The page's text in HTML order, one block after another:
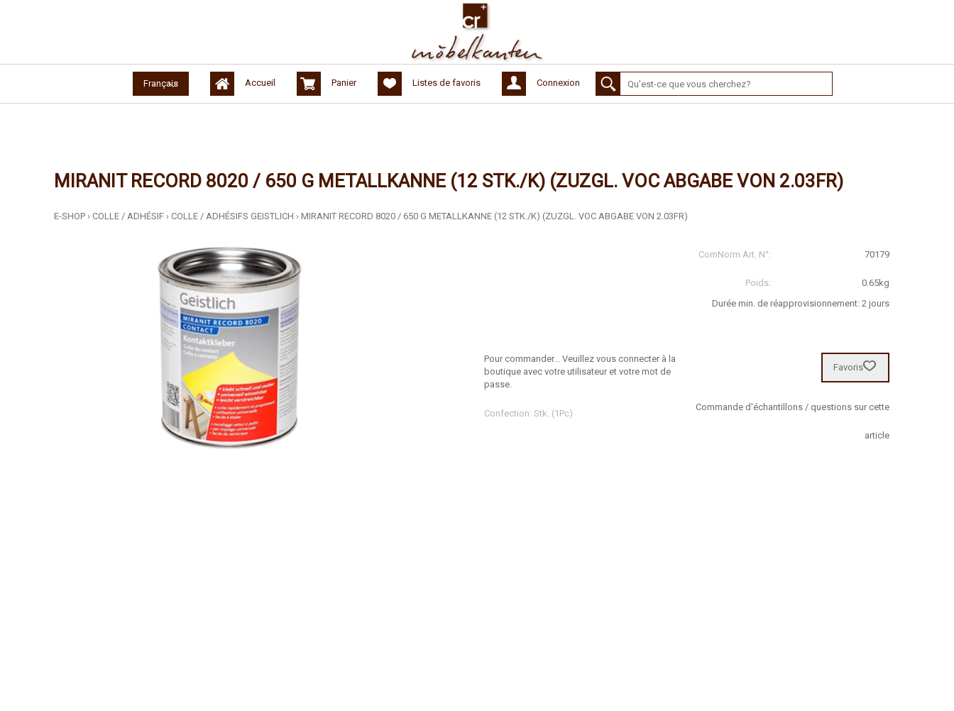
Français Accueil Panier Listes de favoris Connexion
MIRANIT RECORD 8020 / 650 G METALLKANNE (12 STK./K) (ZUZGL. VOC ABGABE VON 2.03FR)
E-SHOP › COLLE / ADHÉSIF › COLLE / ADHÉSIFS GEISTLICH › MIRANIT RECORD 8020 / 650 G METALLKANNE (12 STK./K) (ZUZGL. VOC ABGABE VON 2.03FR)
ComNorm Art. N°: 70179
Poids:
0.65kg
Durée min. de réapprovisionnement: 2 jours
Pour commander... Veuillez vous connecter à la
boutique avec votre utilisateur et votre mot de
passe.
Confection: Stk. (1Pc)
Favoris
Commande d'échantillons / questions sur cette
article